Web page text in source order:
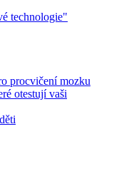
technologie"
procvičení mozku
otestují vaši